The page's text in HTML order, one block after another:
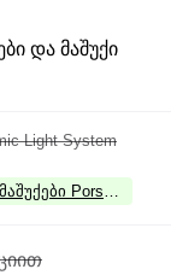
და მაშუქი
Light System
Porsche